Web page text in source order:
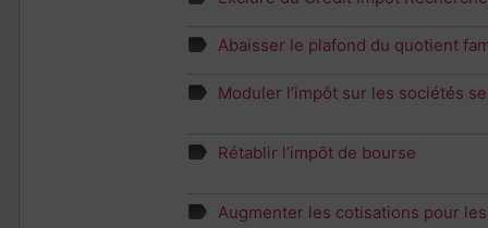
Abaisser le plafond du quotient
Moduler l’impôt sur les sociétés
Rétablir l’impôt de bourse
Augmenter les cotisations pour